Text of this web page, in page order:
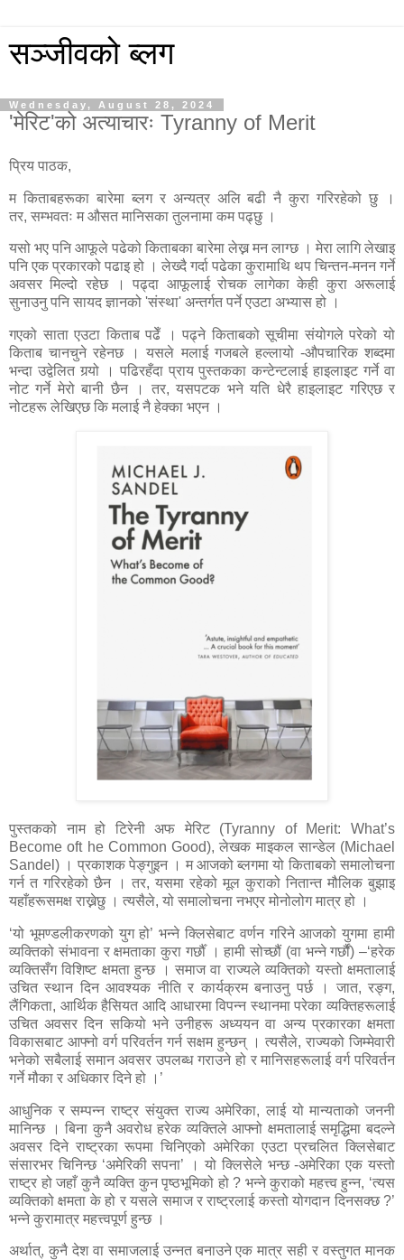
सञ्जीवको ब्लग
Wednesday, August 28, 2024
'मेरिट'को अत्याचारः Tyranny of Merit
प्रिय पाठक,
म किताबहरूका बारेमा ब्लग र अन्यत्र अलि बढी नै कुरा गरिरहेको छु ।
तर, सम्भवतः म औसत मानिसका तुलनामा कम पढ्छु ।
यसो भए पनि आफूले पढेको किताबका बारेमा लेख्न मन लाग्छ । मेरा लागि लेखाइ
पनि एक प्रकारको पढाइ हो । लेख्दै गर्दा पढेका कुरामाथि थप चिन्तन-मनन गर्ने
अवसर मिल्दो रहेछ । पढ्दा आफूलाई रोचक लागेका केही कुरा अरूलाई
सुनाउनु पनि सायद ज्ञानको 'संस्था' अन्तर्गत पर्ने एउटा अभ्यास हो ।
गएको साता एउटा किताब पढेँ । पढ्ने किताबको सूचीमा संयोगले परेको यो
किताब चानचुने रहेनछ । यसले मलाई गजबले हल्लायो -औपचारिक शब्दमा
भन्दा उद्वेलित गर्‍यो । पढिरहँदा प्राय पुस्तकका कन्टेन्टलाई हाइलाइट गर्ने वा
नोट गर्ने मेरो बानी छैन । तर, यसपटक भने यति धेरै हाइलाइट गरिएछ र
नोटहरू लेखिएछ कि मलाई नै हेक्का भएन ।
पुस्तकको नाम हो टिरेनी अफ मेरिट (Tyranny of Merit: What’s
Become oft he Common Good), लेखक माइकल सान्डेल(Michael
Sandel) । प्रकाशक पेङ्गुइन । म आजको ब्लगमा यो किताबको समालोचना
गर्न त गरिरहेको छैन । तर, यसमा रहेको मूल कुराको नितान्त मौलिक बुझाइ
यहाँहरूसमक्ष राख्नेछु । त्यसैले, यो समालोचना नभएर मोनोलोग मात्र हो ।
‘यो भूमण्डलीकरणको युग हो’ भन्ने क्लिसेबाट वर्णन गरिने आजको युगमा हामी
व्यक्तिको संभावना र क्षमताका कुरा गर्छौँ । हामी सोच्छौं (वा भन्ने गर्छौं) –‘हरेक
व्यक्तिसँग विशिष्ट क्षमता हुन्छ । समाज वा राज्यले व्यक्तिको यस्तो क्षमतालाई
उचित स्थान दिन आवश्यक नीति र कार्यक्रम बनाउनु पर्छ । जात, रङ्ग,
लैंगिकता, आर्थिक हैसियत आदि आधारमा विपन्न स्थानमा परेका व्यक्तिहरूलाई
उचित अवसर दिन सकियो भने उनीहरू अध्ययन वा अन्य प्रकारका क्षमता
विकासबाट आफ्नो वर्ग परिवर्तन गर्न सक्षम हुन्छन् । त्यसैले, राज्यको जिम्मेवारी
भनेको सबैलाई समान अवसर उपलब्ध गराउने हो र मानिसहरूलाई वर्ग परिवर्तन
गर्ने मौका र अधिकार दिने हो ।’
आधुनिक र सम्पन्न राष्ट्र संयुक्त राज्य अमेरिका, लाई यो मान्यताको जननी
मानिन्छ । बिना कुनै अवरोध हरेक व्यक्तिले आफ्नो क्षमतालाई समृद्धिमा बदल्ने
अवसर दिने राष्ट्रका रूपमा चिनिएको अमेरिका एउटा प्रचलित क्लिसेबाट
संसारभर चिनिन्छ ‘अमेरिकी सपना’ । यो क्लिसेले भन्छ -अमेरिका एक यस्तो
राष्ट्र हो जहाँ कुनै व्यक्ति कुन पृष्ठभूमिको हो ? भन्ने कुराको महत्त्व हुन्न, ‘त्यस
व्यक्तिको क्षमता के हो र यसले समाज र राष्ट्रलाई कस्तो योगदान दिनसक्छ ?’
भन्ने कुरामात्र महत्त्वपूर्ण हुन्छ ।
अर्थात्, कुनै देश वा समाजलाई उन्नत बनाउने एक मात्र सही र वस्तुगत मानक